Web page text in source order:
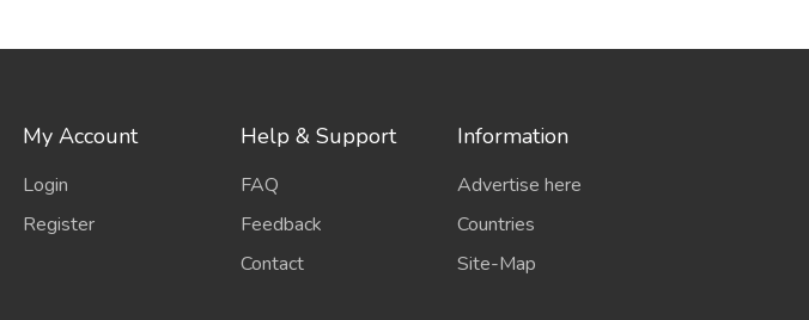
My Account
Login
Register
Help & Support
FAQ
Feedback
Contact
Information
Advertise here
Countries
Site-Map